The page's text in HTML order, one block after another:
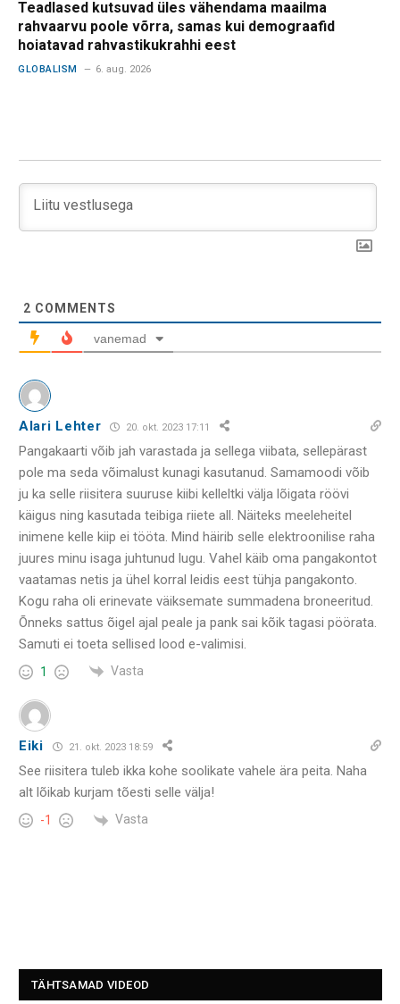
Teadlased kutsuvad üles vähendama maailma
rahvaarvu poole võrra, samas kui demograafid
hoiatavad rahvastikukrahhi eest
GLOBALISM 6. aug. 2026
2 COMMENTS
vanemad
Alari Lehter 20. okt. 2023 17:11
Pangakaarti võib jah varastada ja sellega viibata, sellepärast
pole ma seda võimalust kunagi kasutanud. Samamoodi võib
ju ka selle riisitera suuruse kiibi kelleltki välja lõigata röövi
käigus ning kasutada teibiga riiete all. Näiteks meeleheitel
inimene kelle kiip ei tööta. Mind häirib selle elektroonilise raha
juures minu isaga juhtunud lugu. Vahel käib oma pangakontot
vaatamas netis ja ühel korral leidis eest tühja pangakonto.
Kogu raha oli erinevate väiksemate summadena broneeritud.
Õnneks sattus õigel ajal peale ja pank sai kõik tagasi pöörata.
Samuti ei toeta sellised lood e-valimisi.
1 Vasta
Eiki 21. okt. 2023 18:59
See riisitera tuleb ikka kohe soolikate vahele ära peita. Naha
alt lõikab kurjam tõesti selle välja!
-1 Vasta
TÄHTSAMAD VIDEOD